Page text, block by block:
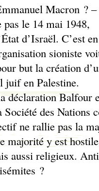
Macron ? –
pas le 14 mai 1948,
d’Israël. C’est en
sioniste
but la création
juif en Palestine.
déclaration Balfour
Société des Nations
ne rallie pas la
majorité y est
aussi religieux.
?